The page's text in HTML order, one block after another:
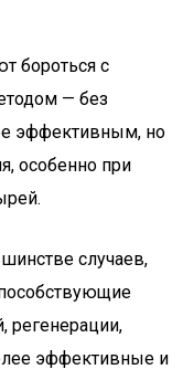
бороться с
— без
эффективным, но
особенно при
случаев,
регенерации,
эффективные и